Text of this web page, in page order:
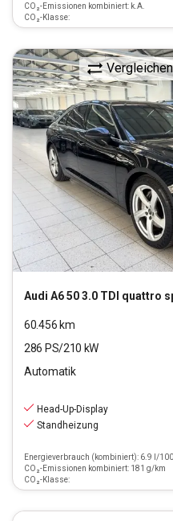
CO₂-Emissionen kombiniert: k.A.
CO₂-Klasse:
Audi A6 50 3.0 TDI quattro sport
Vergleichen
60.456 km
286 PS/210 kW
Automatik
Head-Up-Display
Standheizung
Energieverbrauch (kombiniert): 6.9 l/
CO₂-Emissionen kombiniert: 181 g/km
CO₂-Klasse: